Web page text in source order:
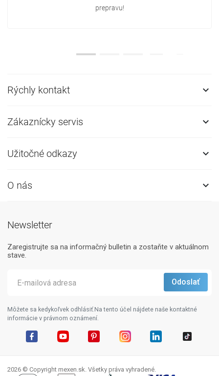
prepravu!
Rýchly kontakt 
Zákaznícky servis 
Užitočné odkazy 
O nás 
Newsletter
Zaregistrujte sa na informačný bulletin a zostaňte v aktuálnom
stave.
Môžete sa kedykoľvek odhlásiť.Na tento účel nájdete naše kontaktné
informácie v právnom oznámení.
2026 © Copyright mexen.sk. Všetky práva vyhradené.